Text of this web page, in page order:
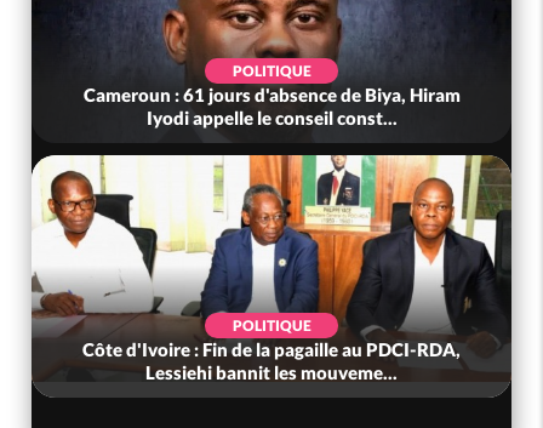
Biya, Hiram
PDCI-RDA,
Côte d'Ivoire : Violences tragiques à
(Mé) ayant fait 03 morts, A...
SOCIÉTÉ
Côte d'Ivoire : « On ne veut pas mourir
nous », crient des habitants d...